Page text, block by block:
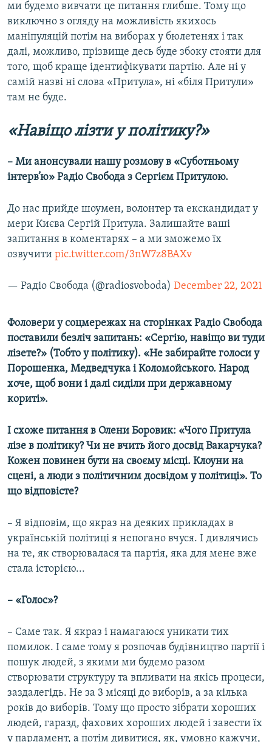
ми будемо вивчати це питання глибше. Тому що
виключно з огляду на можливість якихось
маніпуляцій потім на виборах у бюлетенях і так
далі, можливо, прізвище десь буде збоку стояти для
того, щоб краще ідентифікувати партію. Але ні у
самій назві ні слова «Притула», ні «біля Притули»
там не буде.
«Навіщо лізти у політику?»
– Ми анонсували нашу розмову в «Суботньому
інтерв’ю» Радіо Свобода з Сергієм Притулою.
До нас прийде шоумен, волонтер та екскандидат у
мери Києва Сергій Притула. Залишайте ваші
запитання в коментарях – а ми зможемо їх
озвучити pic.twitter.com/3nW7z8BAXv
— Радіо Свобода (@radiosvoboda) December 22, 2021
Фоловери у соцмережах на сторінках Радіо Свобода
поставили безліч запитань: «Сергію, навіщо ви туди
лізете?» (Тобто у політику). «Не забирайте голоси у
Порошенка, Медведчука і Коломойського. Народ
хоче, щоб вони і далі сиділи при державному
кориті».
І схоже питання в Олени Боровик: «Чого Притула
лізе в політику? Чи не вчить його досвід Вакарчука?
Кожен повинен бути на своєму місці. Клоуни на
сцені, а люди з політичним досвідом у політиці». То
що відповісте?
– Я відповім, що якраз на деяких прикладах в
українській політиці я непогано вчуся. І дивлячись
на те, як створювалася та партія, яка для мене вже
стала історією...
– «Голос»?
– Саме так. Я якраз і намагаюся уникати тих
помилок. І саме тому я розпочав будівництво партії і
пошук людей, з якими ми будемо разом
створювати структуру та впливати на якісь процеси,
заздалегідь. Не за 3 місяці до виборів, а за кілька
років до виборів. Тому що просто зібрати хороших
людей, гаразд, фахових хороших людей і завести їх
у парламент, а потім дивитися, як, умовно кажучи,